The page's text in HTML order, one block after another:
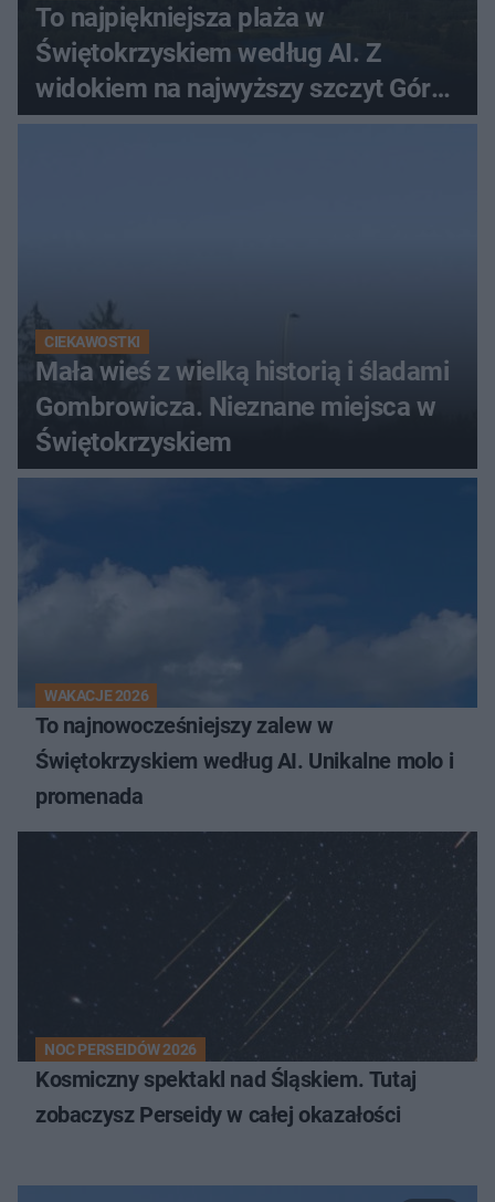
To najpiękniejsza plaża w
Świętokrzyskiem według AI. Z
widokiem na najwyższy szczyt Gór
Świętokrzyskich
CIEKAWOSTKI
Mała wieś z wielką historią i śladami
Gombrowicza. Nieznane miejsca w
Świętokrzyskiem
WAKACJE 2026
To najnowocześniejszy zalew w
Świętokrzyskiem według AI. Unikalne molo i
promenada
NOC PERSEIDÓW 2026
Kosmiczny spektakl nad Śląskiem. Tutaj
zobaczysz Perseidy w całej okazałości